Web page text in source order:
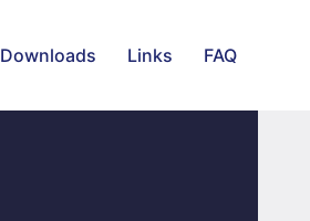
Downloads Links FAQ